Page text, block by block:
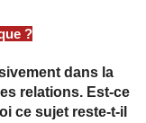
?
dans la
relations. Est-ce
ce sujet reste-t-il